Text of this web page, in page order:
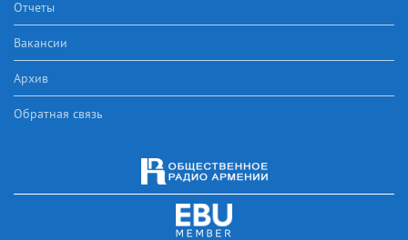
Отчеты
Вакансии
Архив
Обратная связь